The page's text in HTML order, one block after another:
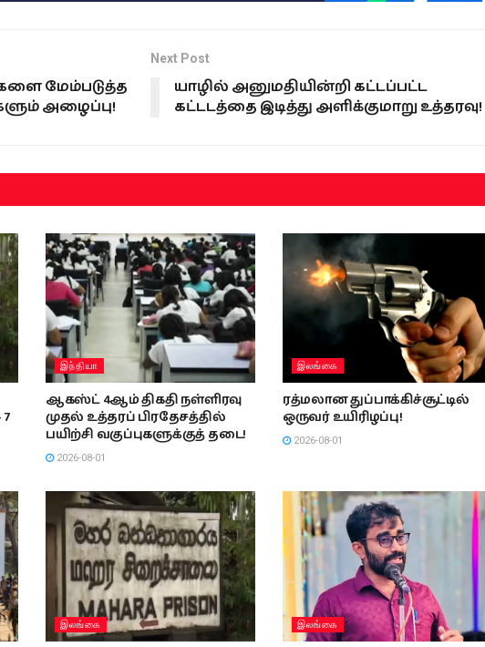
மேம்படுத்த
அழைப்பு!
Next Post
யாழில் அனுமதியின்றி கட்டப்பட்ட
கட்டடத்தை இடித்து அளிக்குமாறு உத்தரவு!
இந்தியா
ஆகஸ்ட் 4ஆம் திகதி நள்ளிரவு
முதல் உத்தரப் பிரதேசத்தில்
பயிற்சி வகுப்புகளுக்குத் தடை!
2026-08-01
இலங்கை
ரத்மலான துப்பாக்கிச்சூட்டில்
ஒருவர் உயிரிழப்பு!
2026-08-01
இலங்கை இலங்கை